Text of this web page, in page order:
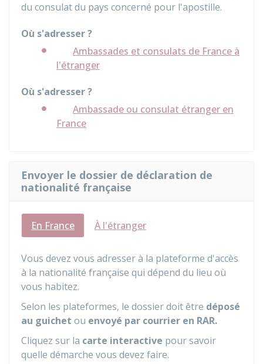
du consulat du pays concerné pour l'apostille.
Où s'adresser ?
Ambassades et consulats de France à
l'étranger
Où s'adresser ?
Ambassade ou consulat étranger en
France
Envoyer le dossier de déclaration de
nationalité française
En France À l'étranger
Vous devez vous adresser à la plateforme d'accès
à la nationalité française qui dépend du lieu où
vous habitez.
Selon les plateformes, le dossier doit être déposé
au guichet ou envoyé par courrier en RAR.
Cliquez sur la carte interactive pour savoir
quelle démarche vous devez faire.